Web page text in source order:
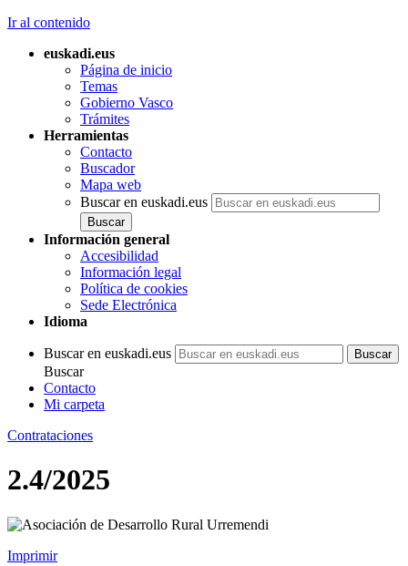
Ir al contenido
euskadi.eus
Página de inicio
Temas
Gobierno Vasco
Trámites
Herramientas
Contacto
Buscador
Mapa web
Buscar en euskadi.eus
Información general
Accesibilidad
Información legal
Política de cookies
Sede Electrónica
Idioma
Buscar en euskadi.eus
Buscar
Contacto
Mi carpeta
Contrataciones
2.4/2025
Imprimir